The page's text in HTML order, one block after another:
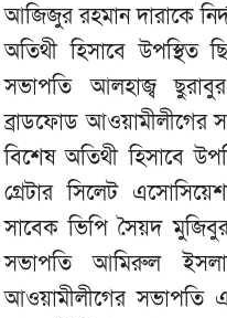
আজিজুর রহমান দারাকে
অতিথী হিসাবে উপস্থিত
সভাপতি আলহাজ্ব
ব্রাডফোড
বিশেষ অতিথী হিসাবে
গ্রেটার সিলেট
সাবেক ভিপি সৈয়দ
সভাপতি আমিরুল
আওয়ামীলীগের সভাপতি